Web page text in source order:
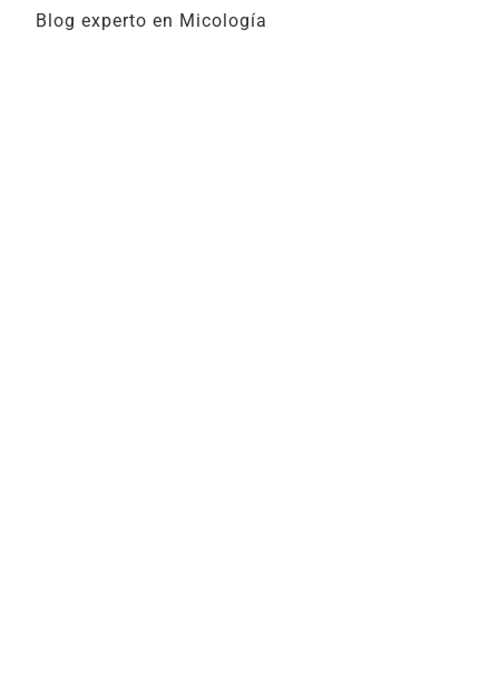
Blog experto en Micología